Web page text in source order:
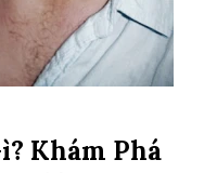
Khám Phá